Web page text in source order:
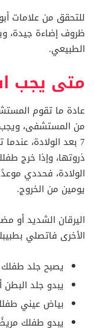
للتحقق من علامات
ظروف إضاءة جيدة،
الطبيعي.
متى يجب
عادة ما تقوم
7 بعد الولادة،
الولادة، فحددي
يومين من الخروج.
اليرقان الشديد أو
الأخرى فاتصلي
يصبح جلد طفلك
يبدو جلد البطن
بياض عيني
يبدو طفلك